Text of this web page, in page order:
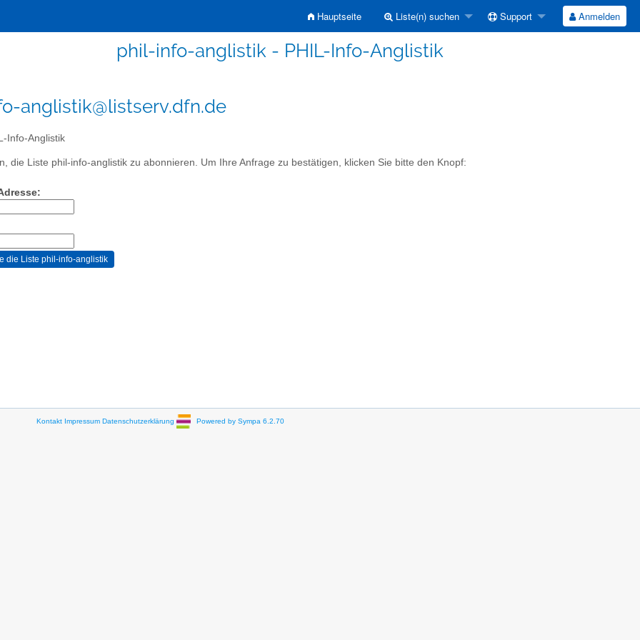
Hauptseite Liste(n) suchen Support Anmelden
phil-info-anglistik - PHIL-Info-Anglistik
anglistik@listserv.dfn.de
Info-Anglistik
die Liste phil-info-anglistik zu abonnieren. Um Ihre Anfrage zu bestätigen, klicken Sie bitte den Knopf:
Kontakt Impressum Datenschutzerklärung Powered by Sympa 6.2.70